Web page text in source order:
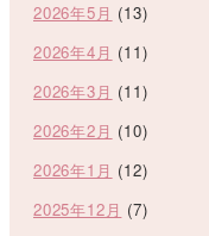
2026年5月 (13)
2026年4月 (11)
2026年3月 (11)
2026年2月 (10)
2026年1月 (12)
2025年12月 (7)